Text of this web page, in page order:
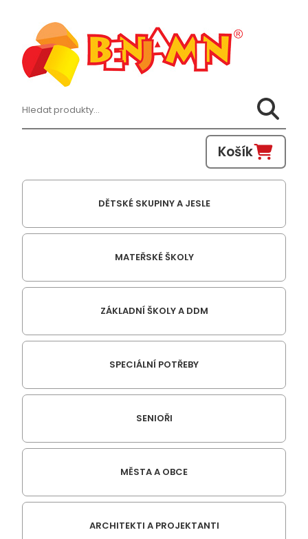
Hledat:
Košík
DĚTSKÉ SKUPINY A JESLE
MATEŘSKÉ ŠKOLY
ZÁKLADNÍ ŠKOLY A DDM
SPECIÁLNÍ POTŘEBY
SENIOŘI
MĚSTA A OBCE
ARCHITEKTI A PROJEKTANTI